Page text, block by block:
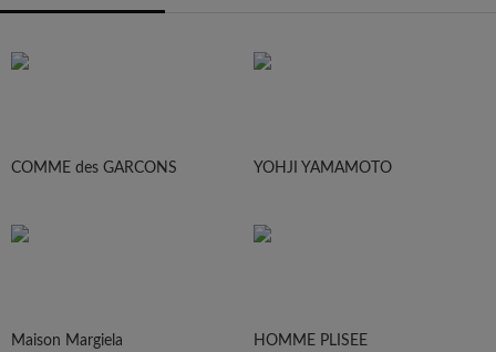
COMME des GARCONS YOHJI YAMAMOTO
Maison Margiela HOMME PLISEE